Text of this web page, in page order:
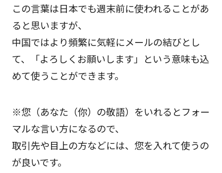
この言葉は日本でも週末前に使われることがあ
ると思いますが、
中国ではより頻繁に気軽にメールの結びとし
て、「よろしくお願いします」という意味も込
めて使うことができます。
※您（あなた（你）の敬語）をいれるとフォー
マルな言い方になるので、
取引先や目上の方などには、您を入れて使うの
が良いです。